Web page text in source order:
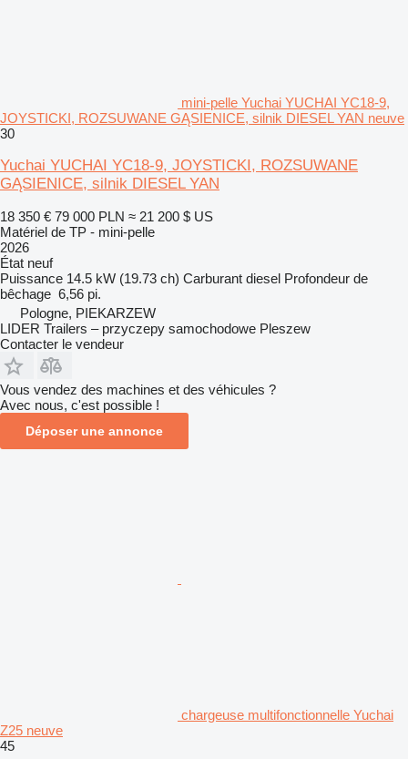
mini-pelle Yuchai YUCHAI YC18-9,
JOYSTICKI, ROZSUWANE GĄSIENICE, silnik DIESEL YAN neuve
30
Yuchai YUCHAI YC18-9, JOYSTICKI, ROZSUWANE
GĄSIENICE, silnik DIESEL YAN
18 350 € 79 000 PLN ≈ 21 200 $ US
Matériel de TP - mini-pelle
2026
État neuf
Puissance 14.5 kW (19.73 ch) Carburant diesel Profondeur de
bêchage 6,56 pi.
Pologne, PIEKARZEW
LIDER Trailers – przyczepy samochodowe Pleszew
Contacter le vendeur
Vous vendez des machines et des véhicules ?
Avec nous, c'est possible !
Déposer une annonce
chargeuse multifonctionnelle Yuchai
Z25 neuve
45